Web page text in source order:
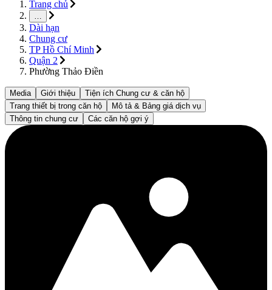
Trang chủ
…
Dài hạn
Chung cư
TP Hồ Chí Minh
Quận 2
Phường Thảo Điền
Media Giới thiệu
Tiện ích Chung cư & căn hộ
Trang thiết bị trong căn hộ
Mô tả & Bảng giá dịch vụ
Thông tin chung cư
Các căn hộ gợi ý